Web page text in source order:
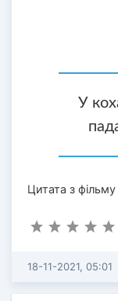
У
Цитата з фільму
18-11-2021, 05:01